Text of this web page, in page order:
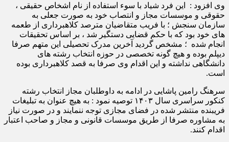
وی افزود : این فرد شیاد با سوء استفاده از نام اشخاص حقیقی ،
حقوقی و موسسات مجاز و انتصاب خود به صورت جعلی به
سازمان سنجش ؛ با فریب متقاضیان مترصد کلاهبرداری از طعمه
های خود بود که با حکم قضایی دستگیر شد ، بر اساس تحقیقات
انجام شده ؛ مشخص گردید آخرین مدرک تحصیلی این متهم صرفا
دیپلم بوده و هیچ گونه تخصصی در حوزه انتخاب رشته های
دانشگاهی نداشته و این اقدام وی صرفا به قصد کلاهبرداری بوده
است.
سرهنگ رامین پاشایی در ادامه به داوطلبان مجاز انتخاب رشته
کنکور سراسری سال ۱۴۰۳ توصیه نمود : به هیچ عنوان به تبلیغات
فریبنده منتشر شده در فضای مجازی توجه ننمایند و در صورت نیاز
به مشاوره صرفا از طریق موسسات قانونی و مجاز و صاحب اعتبار
اقدام کنند.